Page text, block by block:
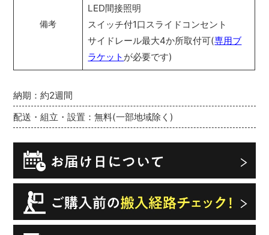
納期：約2週間
配送・組立・設置：無料(一部地域除く)
備考
LED間接照明
スイッチ付1口スライドコンセント
サイドレール最大4か所取付可(専用ブ
ラケット が必要です)